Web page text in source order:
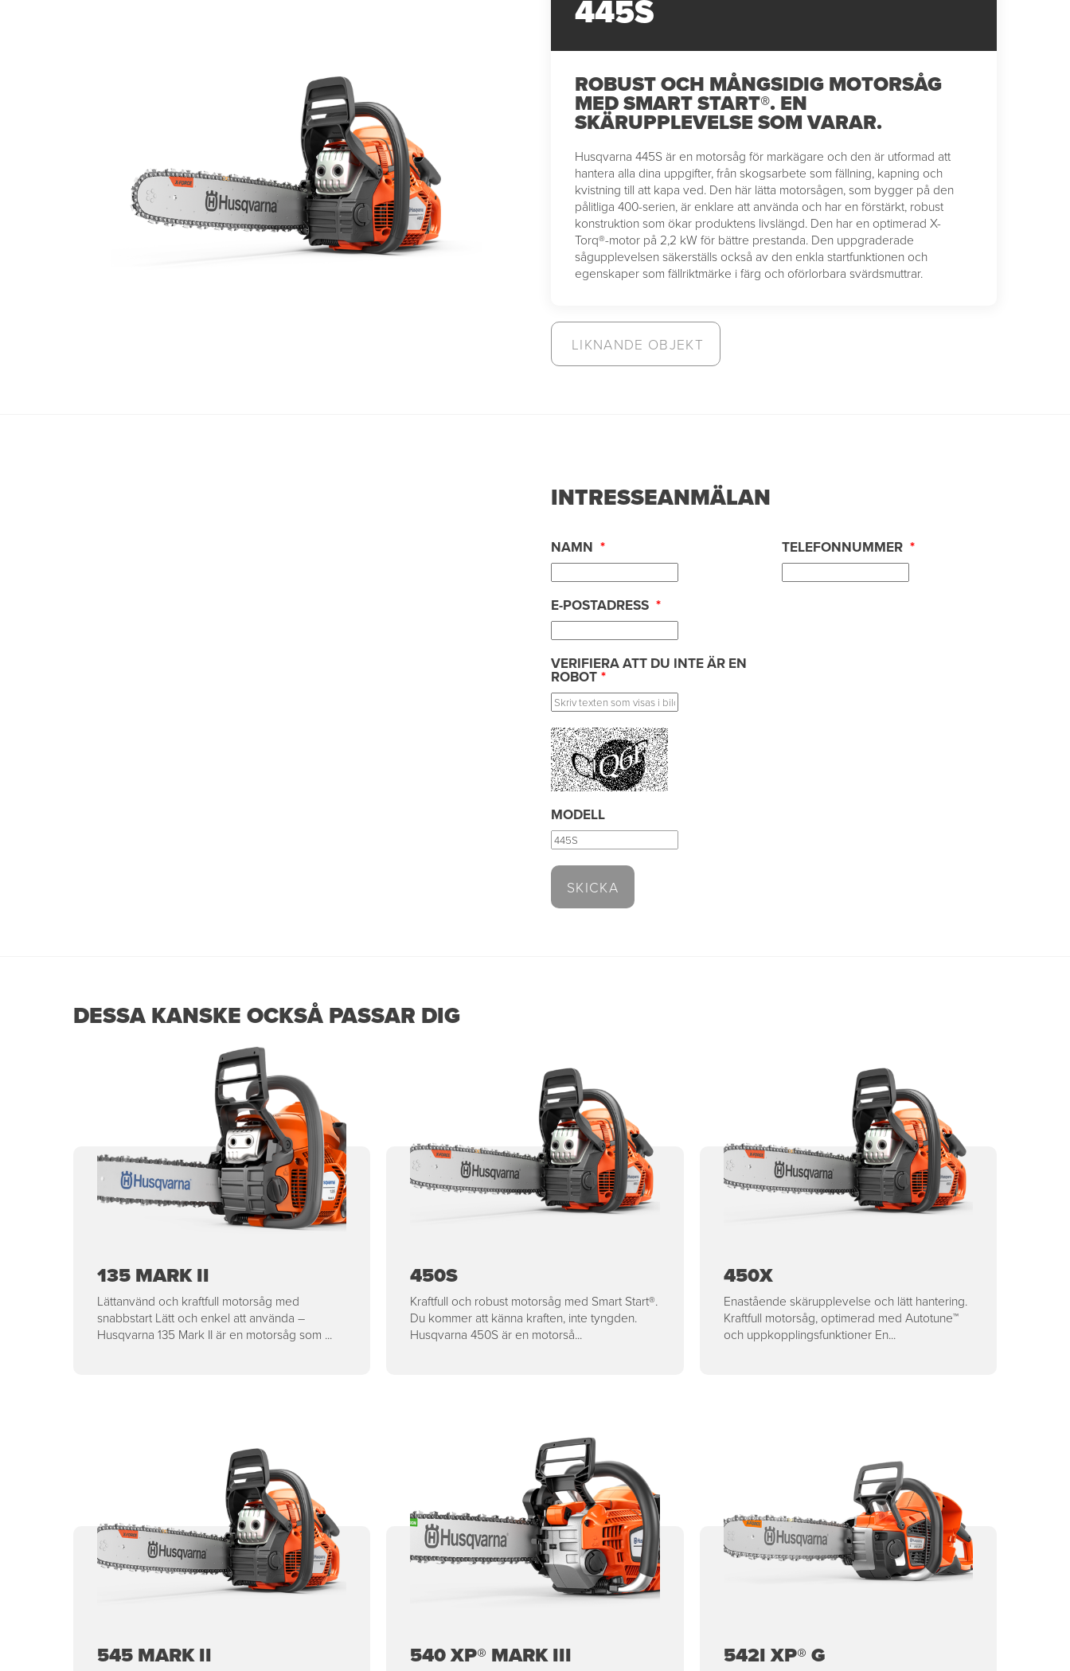
445S
ROBUST OCH MÅNGSIDIG MOTORSÅG
MED SMART START®. EN
SKÄRUPPLEVELSE SOM VARAR.
Husqvarna 445S är en motorsåg för markägare och den är utformad att
hantera alla dina uppgifter, från skogsarbete som fällning, kapning och
kvistning till att kapa ved. Den här lätta motorsågen, som bygger på den
pålitliga 400-serien, är enklare att använda och har en förstärkt, robust
konstruktion som ökar produktens livslängd. Den har en optimerad X-
Torq®-motor på 2,2 kW för bättre prestanda. Den uppgraderade
sågupplevelsen säkerställs också av den enkla startfunktionen och
egenskaper som fällriktmärke i färg och oförlorbara svärdsmuttrar.
LIKNANDE OBJEKT
INTRESSEANMÄLAN
NAMN * TELEFONNUMMER *
E-POSTADRESS *
VERIFIERA ATT DU INTE ÄR EN
ROBOT *
MODELL
DESSA KANSKE OCKSÅ PASSAR DIG
135 MARK II
Lättanvänd och kraftfull motorsåg med
snabbstart Lätt och enkel att använda –
Husqvarna 135 Mark II är en motorsåg som ...
450S
Kraftfull och robust motorsåg med Smart Start®.
Du kommer att känna kraften, inte tyngden.
Husqvarna 450S är en motorså...
450X
Enastående skärupplevelse och lätt hantering.
Kraftfull motorsåg, optimerad med Autotune™
och uppkopplingsfunktioner En...
545 MARK II 540 XP® MARK III 542I XP® G